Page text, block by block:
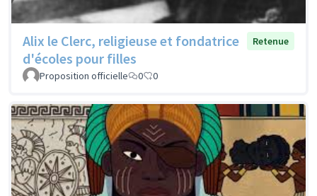
Alix le Clerc, religieuse et fondatrice
d'écoles pour filles
Retenue
Proposition officielle 0 0